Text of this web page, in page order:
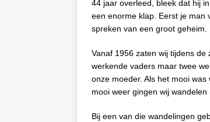
44 jaar overleed, bleek dat hij
een enorme klap. Eerst je man
spreken van een groot geheim.
Vanaf 1956 zaten wij tijdens
werkende vaders maar twee
onze moeder. Als het mooi
mooi weer gingen wij wandelen
Bij een van die wandelingen